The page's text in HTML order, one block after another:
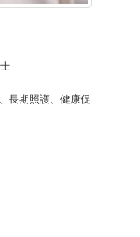
長期照護、健康促